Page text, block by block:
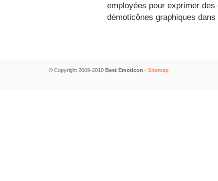
employées pour exprimer
démoticônes graphiques
© Copyright 2009-2010 Best Emoticon - Sitemap